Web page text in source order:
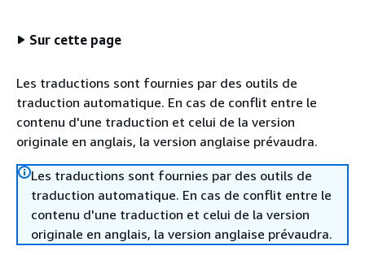
Sur cette page
Les traductions sont fournies par des outils de
traduction automatique. En cas de conflit entre le
contenu d'une traduction et celui de la version
originale en anglais, la version anglaise prévaudra.
Les traductions sont fournies par des outils de
traduction automatique. En cas de conflit entre le
contenu d'une traduction et celui de la version
originale en anglais, la version anglaise prévaudra.